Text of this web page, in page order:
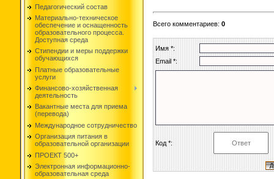
Педагогический состав
Материально-техническое
обеспечение и оснащенность
образовательного процесса.
Доступная среда
Стипендии и меры поддержки
обучающихся
Платные образовательные
услуги
Финансово-хозяйственная
деятельность
Вакантные места для приема
(перевода)
Международное сотрудничество
Организация питания в
образовательной организации
ПРОЕКТ 500+
Электронная информационно-
образовательная среда
Всего комментариев: 0
Имя *:
Email *:
Код *: